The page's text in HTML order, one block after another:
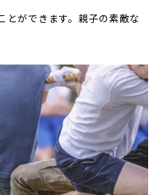
とができます。親子の素敵な